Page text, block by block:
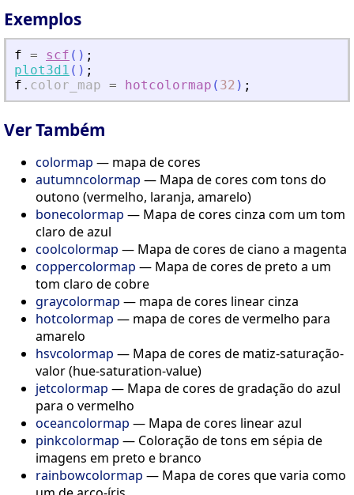
Exemplos
f = scf ( ) ;
plot3d1 ( ) ;
f . color_map = hotcolormap ( 32 ) ;
Ver Também
colormap — mapa de cores
autumncolormap — Mapa de cores com tons do
outono (vermelho, laranja, amarelo)
bonecolormap — Mapa de cores cinza com um tom
claro de azul
coolcolormap — Mapa de cores de ciano a magenta
coppercolormap — Mapa de cores de preto a um
tom claro de cobre
graycolormap — mapa de cores linear cinza
hotcolormap — mapa de cores de vermelho para
amarelo
hsvcolormap — Mapa de cores de matiz-saturação-
valor (hue-saturation-value)
jetcolormap — Mapa de cores de gradação do azul
para o vermelho
oceancolormap — Mapa de cores linear azul
pinkcolormap — Coloração de tons em sépia de
imagens em preto e branco
rainbowcolormap — Mapa de cores que varia como